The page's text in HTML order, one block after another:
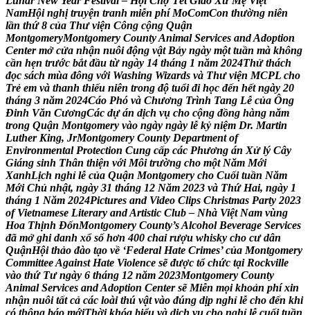
NamHội nghị truyện tranh miễn phí MoComCon thường niên
lần thứ 8 của Thư viện Công cộng Quận
MontgomeryMontgomery CountyAnimal Services andAdoption
Center mở cửa nhận nuôi động vật Bảy ngày một tuần mà không
cần hẹn trước bắt đầu từ ngày 14 tháng 1 năm 2024Thử thách
đọc sách mùa đông với Washing Wizards và Thư viện MCPL cho
Trẻ em và thanh thiếu niên trong độ tuổi đi học đến hết ngày 20
tháng 3 năm 2024Cáo Phó và Chương Trình Tang Lễ của Ông
Đinh Văn CươngCác dự án dịch vụ cho cộng đồng hàng năm
trong Quận Montgomery vào ngày ngày lễ kỷ niệm Dr. Martin
Luther King, JrMontgomery County Department of
Environmental Protection Cung cấp các Phương án Xử lý Cây
Giáng sinh Thân thiện với Môi trường cho một Năm Mới
XanhLịch nghỉ lễ của Quận Montgomery cho Cuối tuần Năm
Mới Chủ nhật, ngày 31 tháng 12 Năm 2023 và Thứ Hai, ngày 1
tháng 1 Năm 2024Pictures and Video Clips Christmas Party 2023
of Vietnamese Literary andArtistic Club – Nhà Việt Nam vùng
Hoa Thịnh ĐốnMontgomery County’sAlcohol Beverage Services
đã mở ghi danh xổ số hơn 400 chai rượu whisky cho cư dân
QuậnHội thảo đào tạo về ‘Federal Hate Crimes’ của Montgomery
CommitteeAgainst Hate Violence sẽ được tổ chức tại Rockville
vào thứ Tư ngày 6 tháng 12 năm 2023Montgomery County
Animal Services andAdoption Center sẽ Miễn mọi khoản phí xin
nhận nuôi tất cả các loài thú vật vào đúng dịp nghỉ lễ cho đến khi
có thông báo mớiThời khóa biểu và dịch vụ cho nghỉ lễ cuối tuần